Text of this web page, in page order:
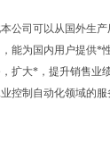
公司可以从国外生
能为国内用户提供*
扩大*，提升销售业
控制自动化领域的